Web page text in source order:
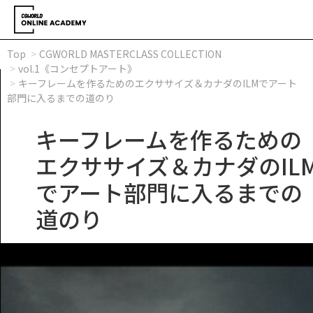
Top
CGWORLD MASTERCLASS COLLECTION
vol.1《コンセプトアート》
キーフレームを作るためのエクササイズ＆カナダのILMでアート
部門に入るまでの道のり
キーフレームを作るための
エクササイズ＆カナダの
でアート部門に入るまでの
道のり